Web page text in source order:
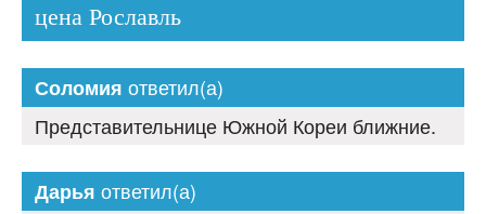
цена Рославль
Соломия ответил(а)
Представительнице Южной Кореи ближние.
Дарья ответил(а)